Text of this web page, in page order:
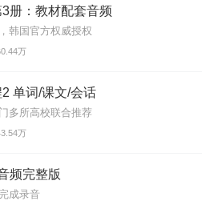
册：教材配套音频
韩国官方权威授权
万
单词/课文/会话
多所高校联合推荐
万
频完整版
成录音